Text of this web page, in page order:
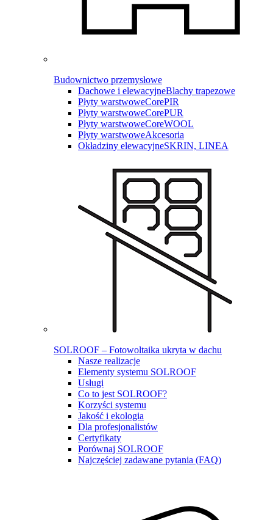
Budownictwo przemysłowe
Dachowe i elewacyjneBlachy trapezowe
Płyty warstwoweCorePIR
Płyty warstwoweCorePUR
Płyty warstwoweCoreWOOL
Płyty warstwoweAkcesoria
Okładziny elewacyjneSKRIN, LINEA
SOLROOF – Fotowoltaika ukryta w dachu
Nasze realizacje
Elementy systemu SOLROOF
Usługi
Co to jest SOLROOF?
Korzyści systemu
Jakość i ekologia
Dla profesjonalistów
Certyfikaty
Porównaj SOLROOF
Najczęściej zadawane pytania (FAQ)